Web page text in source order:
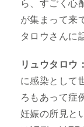
ら、すごく心
が集まって来
タロウさんに
リュウタロウ：
に感染として
ろもあって症
妊娠の所見と